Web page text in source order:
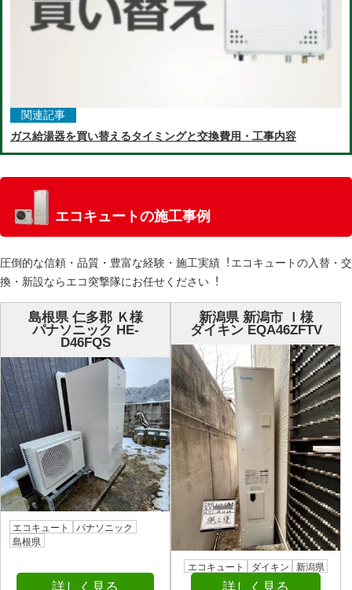
関連記事
ガス給湯器を買い替えるタイミングと交換費用・工事内容
エコキュートの施工事例
圧倒的な信頼・品質・豊富な経験・施⼯実績︕エコキュートの⼊替・交
換・新設ならエコ突撃隊にお任せください︕
島根県 仁多郡 Ｋ様
パナソニック HE-
D46FQS
エコキュート
パナソニック
島根県
新潟県 新潟市 Ｉ様
ダイキン EQA46ZFTV
エコキュート ダイキン 新潟県